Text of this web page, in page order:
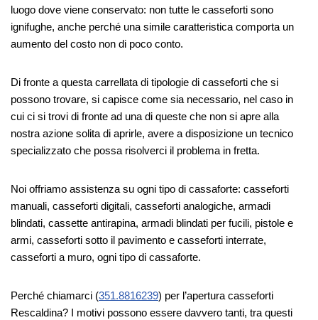
luogo dove viene conservato: non tutte le casseforti sono
ignifughe, anche perché una simile caratteristica comporta un
aumento del costo non di poco conto.
Di fronte a questa carrellata di tipologie di casseforti che si
possono trovare, si capisce come sia necessario, nel caso in
cui ci si trovi di fronte ad una di queste che non si apre alla
nostra azione solita di aprirle, avere a disposizione un tecnico
specializzato che possa risolverci il problema in fretta.
Noi offriamo assistenza su ogni tipo di cassaforte: casseforti
manuali, casseforti digitali, casseforti analogiche, armadi
blindati, cassette antirapina, armadi blindati per fucili, pistole e
armi, casseforti sotto il pavimento e casseforti interrate,
casseforti a muro, ogni tipo di cassaforte.
Perché chiamarci (351.8816239) per l’apertura casseforti
Rescaldina? I motivi possono essere davvero tanti, tra questi